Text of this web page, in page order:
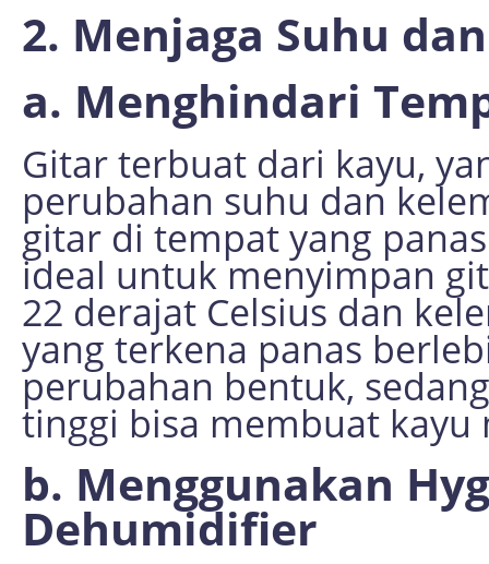
2. Menjaga Suhu
a. Menghindari
Gitar terbuat dari kayu,
perubahan suhu dan
gitar di tempat yang
ideal untuk menyimpan
22 derajat Celsius dan
yang terkena panas
perubahan bentuk,
tinggi bisa membuat kayu
b. Menggunakan
Dehumidifier